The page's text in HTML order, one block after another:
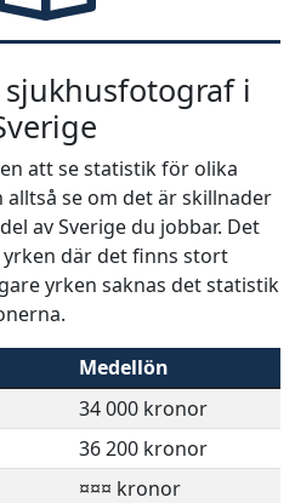
i
att se statistik för olika
alltså se om det är skillnader
av Sverige du jobbar. Det
där det finns stort
yrken saknas det statistik
Medellön
34 000 kronor
36 200 kronor
¤¤¤ kronor